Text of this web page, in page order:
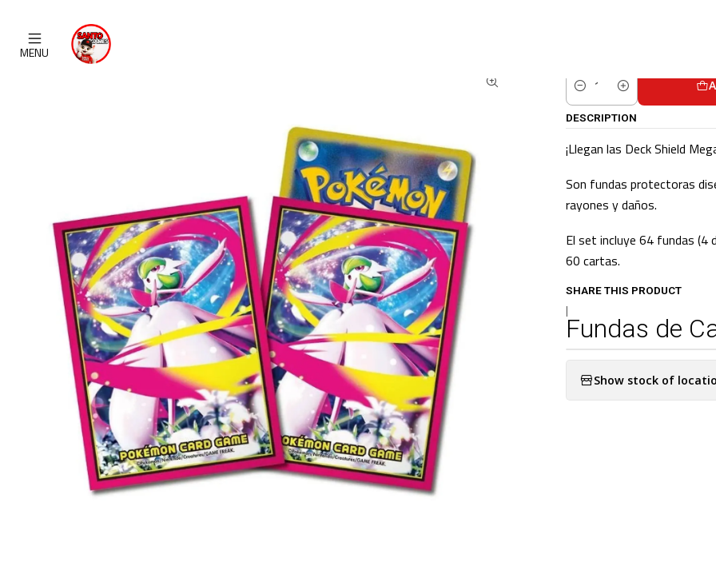
MENU
Quantity
DESCRIPTION
¡Llegan las Deck Shield
Son fundas protectoras
rayones y daños.
El set incluye 64 fundas (4
60 cartas.
SHARE THIS PRODUCT
|
Fundas de
Show stock of